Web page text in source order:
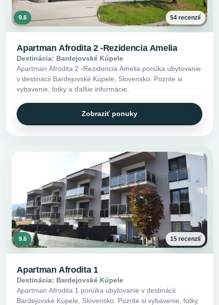
9.6 54 recenzií
Apartman Afrodita 2 -Rezidencia Amelia
Destinácia: Bardejovské Kúpele
Apartman Afrodita 2 -Rezidencia Amelia ponúka ubytovanie
v destinácii Bardejovské Kúpele, Slovensko. Pozrite si
vybavenie, fotky a ďalšie informácie.
Zobraziť ponuky
9.6 15 recenzií
Apartman Afrodita 1
Destinácia: Bardejovské Kúpele
Apartman Afrodita 1 ponúka ubytovanie v destinácii
Bardejovské Kúpele, Slovensko. Pozrite si vybavenie, fotky